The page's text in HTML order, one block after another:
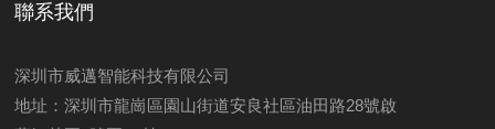
聯系我們
深圳市威邁智能科技有限公司
地址：深圳市龍崗區園山街道安良社區油田路28號啟